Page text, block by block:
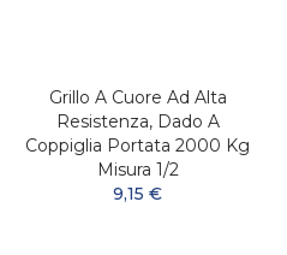
Grillo A Cuore Ad Alta
Resistenza, Dado A
Coppiglia Portata 2000 Kg
Misura 1/2
9,15 €